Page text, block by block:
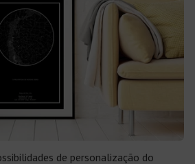
de personalização do